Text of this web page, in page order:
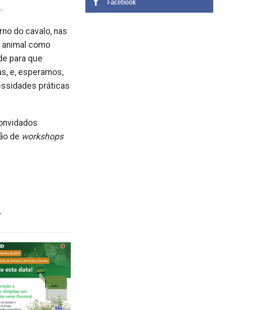
do cavalo, nas
como
para que
e, esperamos,
práticas
de workshops